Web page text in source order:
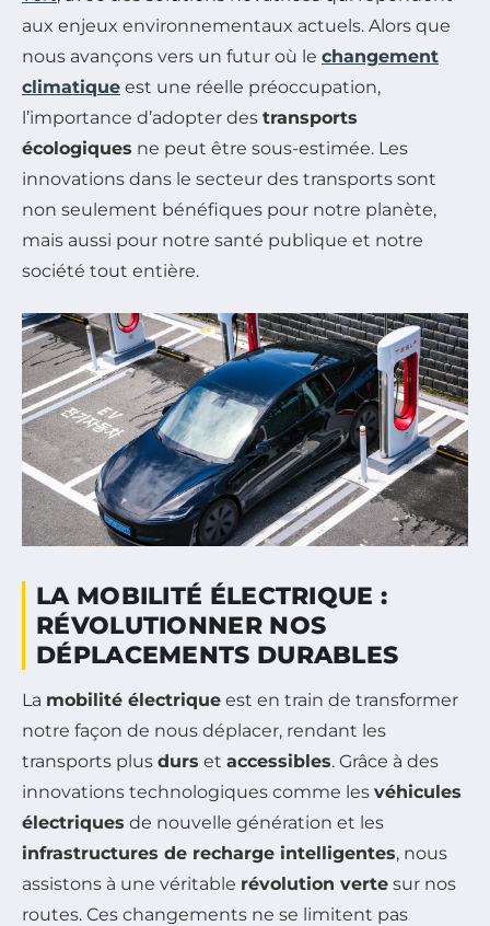
aux enjeux environnementaux actuels. Alors que
nous avançons vers un futur où le changement
climatique est une réelle préoccupation,
l’importance d’adopter des transports
écologiques ne peut être sous-estimée. Les
innovations dans le secteur des transports sont
non seulement bénéfiques pour notre planète,
mais aussi pour notre santé publique et notre
société tout entière.
LA MOBILITÉ ÉLECTRIQUE :
RÉVOLUTIONNER NOS
DÉPLACEMENTS DURABLES
La mobilité électrique est en train de transformer
notre façon de nous déplacer, rendant les
transports plus durs et accessibles. Grâce à des
innovations technologiques comme les véhicules
électriques de nouvelle génération et les
infrastructures de recharge intelligentes, nous
assistons à une véritable révolution verte sur nos
routes. Ces changements ne se limitent pas